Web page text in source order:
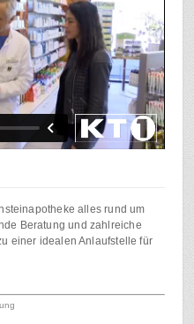
alles rund um
Beratung und zahlreiche
einer idealen Anlaufstelle für